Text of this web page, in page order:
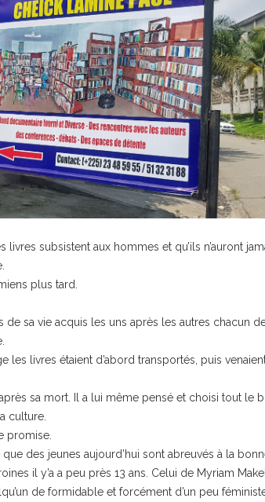
subsistent aux hommes et qu’ils n’auront
plus tard.
de sa vie acquis les uns après les autres chacun
les livres étaient d’abord transportés, puis
sa mort. Il a lui même pensé et choisi tout le
culture.
promise.
que des jeunes aujourd’hui sont abreuvés à la
il y’a a peu près 13 ans. Celui de Myriam
de formidable et forcément d’un peu